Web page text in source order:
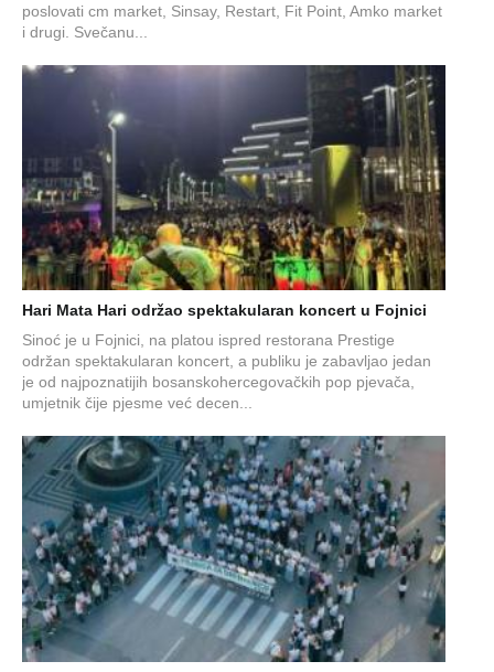
poslovati cm market, Sinsay, Restart, Fit Point, Amko market
i drugi. Svečanu...
Hari Mata Hari održao spektakularan koncert u Fojnici
Sinoć je u Fojnici, na platou ispred restorana Prestige
održan spektakularan koncert, a publiku je zabavljao jedan
je od najpoznatijih bosanskohercegovačkih pop pjevača,
umjetnik čije pjesme već decen...